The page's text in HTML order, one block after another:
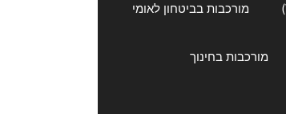
מורכבות בביטחון לאומי
מורכבות בחינוך